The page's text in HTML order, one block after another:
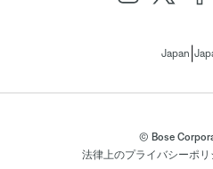
Japan
© Bose
法律上のプライバシーポリ